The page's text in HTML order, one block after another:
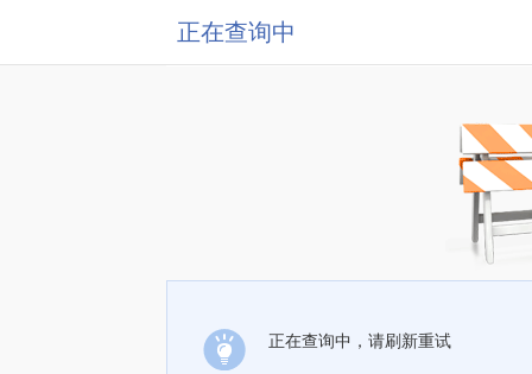
正在查询中
正在查询中，请刷新重试